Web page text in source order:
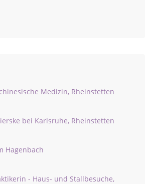
Medizin, Rheinstetten
bei Karlsruhe, Rheinstetten
Hagenbach
- Haus- und Stallbesuche,